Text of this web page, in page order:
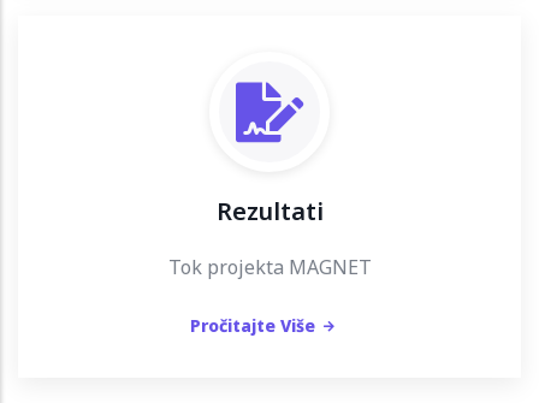
Rezultati
Tok projekta MAGNET
Pročitajte Više